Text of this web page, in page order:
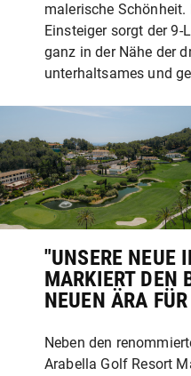
malerische Schönheit.
Einsteiger sorgt der
ganz in der Nähe der
unterhaltsames und
"UNSERE NEUE
MARKIERT DEN
NEUEN ÄRA
Neben den
Arabella Golf Resort